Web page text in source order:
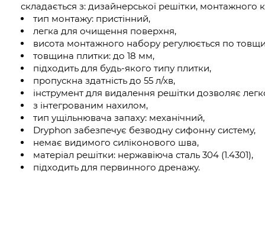
складається з: дизайнерської решітки, монтажного
тип монтажу: пристінний,
легка для очищення поверхня,
висота монтажного набору регулюється по
товщина плитки: до 18 мм,
підходить для будь-якого типу плитки,
пропускна здатність до 55 л/хв,
інструмент для видалення решітки дозволяє
з інтегрованим нахилом,
тип ущільнювача запаху: механічний,
Dryphon забезпечує безводну сифонну систему,
немає видимого силіконового шва,
матеріал решітки: нержавіюча сталь 304 (1.4301),
підходить для первинного дренажу.